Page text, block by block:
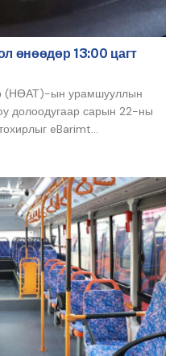
өнөөдөр 13:00 цагт
(НӨАТ)-ын урамшууллын
долоодугаар сарын 22-ны
eBarimt...